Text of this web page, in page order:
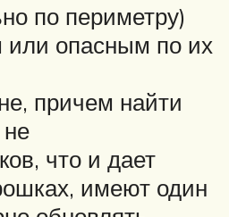
по периметру)
или опасным по их
причем найти
что и дает
имеют один